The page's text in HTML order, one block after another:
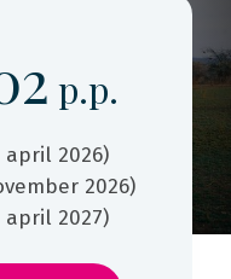
p.p.
april 2026)
2026)
april 2027)